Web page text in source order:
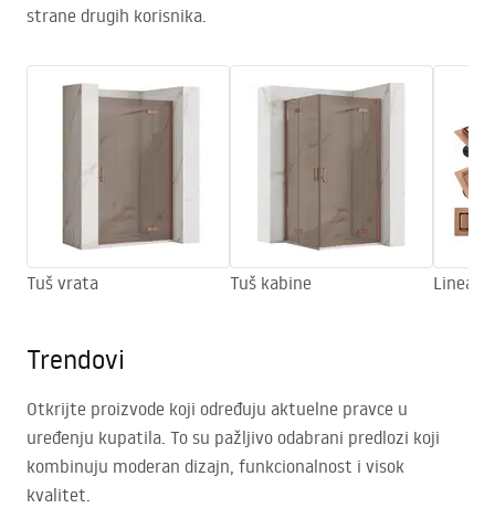
strane drugih korisnika.
Tuš vrata Tuš kabine
Trendovi
Otkrijte proizvode koji određuju aktuelne pravce u
uređenju kupatila. To su pažljivo odabrani predlozi koji
kombinuju moderan dizajn, funkcionalnost i visok
kvalitet.